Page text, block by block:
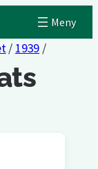
/ 1939 /